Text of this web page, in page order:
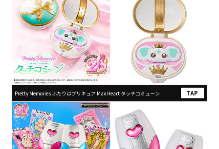
Pretty Memories ふたりはプリキュア Max Heart タッチコミューン